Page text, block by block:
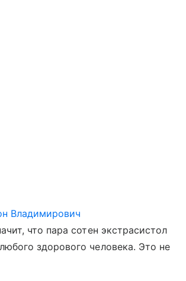
Владимирович
что пара сотен экстрасистол
здорового человека. Это не